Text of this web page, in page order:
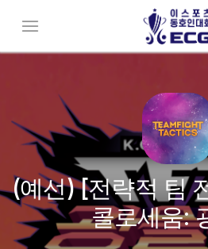
메뉴버튼
(예선) [전략적 팀
콜로세움: